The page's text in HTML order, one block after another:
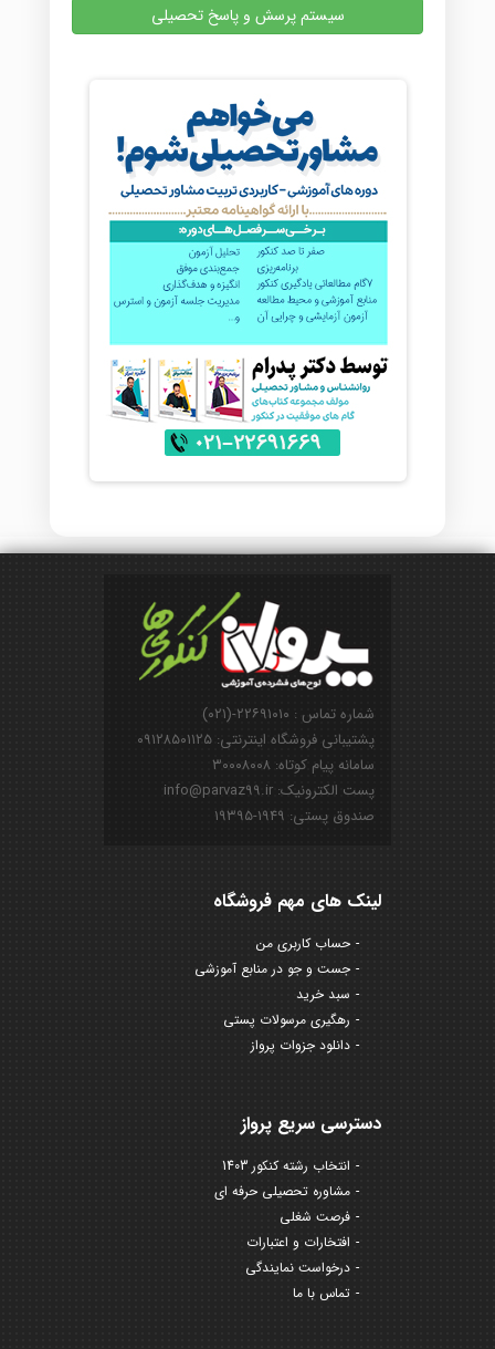
سیستم پرسش و پاسخ تحصیلی
شماره تماس : ۲۲۶۹۱۰۱۰-(۰۲۱)
پشتیبانی فروشگاه اینترنتی: ۰۹۱۲۸۵۰۱۱۲۵
سامانه پیام کوتاه: ۳۰۰۰۸۰۰۸
پست الکترونیک: info@parvaz99.ir
صندوق پستی: ۱۹۴۹-۱۹۳۹۵
لینک های مهم فروشگاه
حساب کاربری من
جست و جو در منابع آموزشی
سبد خرید
رهگیری مرسولات پستی
دانلود جزوات پرواز
دسترسی سریع پرواز
انتخاب رشته کنکور 1403
مشاوره تحصیلی حرفه ای
فرصت شغلی
افتخارات و اعتبارات
درخواست نمایندگی
تماس با ما